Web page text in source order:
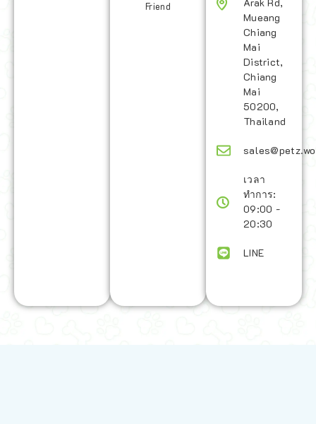
Friend
Mueang
Chiang
Mai
District,
Chiang
Mai
50200,
Thailand
เวลา
ทำการ:
09:00 -
20:30
LINE